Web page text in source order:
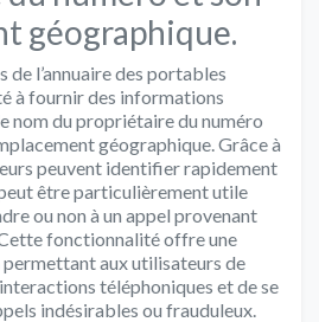
géographique.
de l’annuaire des portables
à fournir des informations
nom du propriétaire du numéro
géographique. Grâce à
peuvent identifier rapidement
être particulièrement utile
ou non à un appel provenant
Cette fonctionnalité offre une
aux utilisateurs de
téléphoniques et de se
indésirables ou frauduleux.